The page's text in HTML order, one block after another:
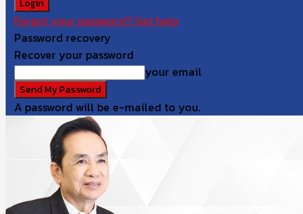
Forgot your password? Get help
Password recovery
Recover your password
your email
A password will be e-mailed to you.